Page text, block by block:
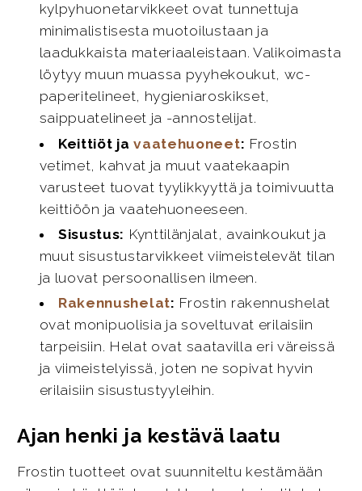
kylpyhuonetarvikkeet ovat tunnettuja
minimalistisesta muotoilustaan ja
laadukkaista materiaaleistaan. Valikoimasta
löytyy muun muassa pyyhekoukut, wc-
paperitelineet, hygieniaroskikset,
saippuatelineet ja -annostelijat.
Keittiöt javaatehuoneet: Frostin
vetimet, kahvat ja muut vaatekaapin
varusteet tuovat tyylikkyyttä ja toimivuutta
keittiöön ja vaatehuoneeseen.
Sisustus: Kynttilänjalat, avainkoukut ja
muut sisustustarvikkeet viimeistelevät tilan
ja luovat persoonallisen ilmeen.
Rakennushelat: Frostin rakennushelat
ovat monipuolisia ja soveltuvat erilaisiin
tarpeisiin. Helat ovat saatavilla eri väreissä
ja viimeistelyissä, joten ne sopivat hyvin
erilaisiin sisustustyyleihin.
Ajan henki ja kestävä laatu
Frostin tuotteet ovat suunniteltu kestämään